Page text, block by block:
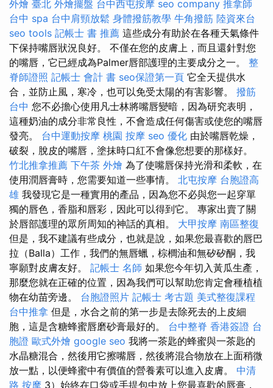
外燴 臺北 外燴擺盤 台中西屯按摩 seo company 推拿師
台中 spa 台中肩頸放鬆 身體撥筋教學 牛角撥筋 陸資來台
seo tools 記帳士 書 推薦 這些成分有助於在各種天氣條件
下保持嘴唇狀況良好。 不僅在您的皮膚上，而且還針對您
的嘴唇，它已經成為Palmer唇部護理的主要成分之一。 整
脊師證照 記帳士 會計 書 seo保證第一頁 它全天提供水
合，並防止風，寒冷，也可以免受太陽的有害影響。 撥筋
台中 您不必擔心使用凡士林將嘴唇變暗，因為研究表明，
這種奶油的成分非常良性，不會造成任何傷害或使您的嘴唇
發亮。 台中運動按摩 桃園 按摩 seo 優化 由於嘴唇乾燥，
破裂，脫皮的嘴唇，塗抹時口紅不會像您想要的那樣好。
竹北推拿推薦 下午茶 外燴 為了使嘴唇保持光滑和柔軟，在
使用潤唇膏時，您需要知道一些事情。 北屯按摩 台胞證高
雄 我發現它是一種實用的產品，因為您不必與您一起穿單
獨的唇色，香脂和唇彩，因此可以得到它。 專家出賣了關
於唇部護理的眾所周知的神話的真相。 大甲按摩 南區整復
但是，我不建議有些成分，也就是說，如果您最喜歡的唇巴
拉（Balla）工作，我們的無唇蠟，棕櫚油和無矽矽酮，我
寧願對皮膚友好。 記帳士 名師 如果您今年切入黃瓜生產，
那麼您就在正確的位置，因為我們可以幫助您肯定會種植植
物在幼苗旁邊。 台胞證照片 記帳士 考古題 美式整復課程
台中推拿 但是，水合之前的第一步是去除死去的上皮細
胞，這是含糖蜂蜜唇磨砂膏最好的。 台中整脊 香港簽證 台
胞證 歐式外燴 google seo 我將一茶匙的蜂蜜與一茶匙的
水晶糖混合，然後用它擦嘴唇，然後將混合物放在上面稍微
放一點，以便蜂蜜中有價值的營養素可以進入皮膚。 中清
路 按摩 3）始終在口袋或手提包中放上您最喜歡的唇膏，